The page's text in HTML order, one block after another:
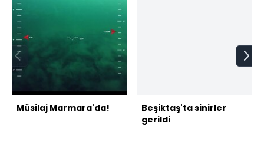
Müsilaj Marmara'da!
Beşiktaş'ta sinirler
gerildi